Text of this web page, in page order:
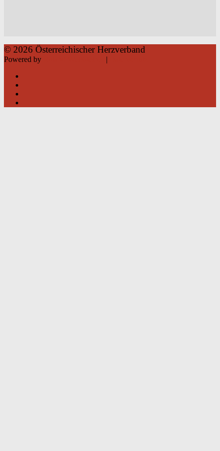
© 2026 Österreichischer Herzverband
Powered by |